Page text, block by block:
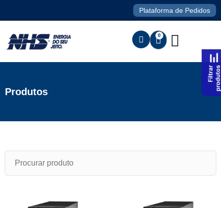
Plataforma de Pedidos
0
Produtos